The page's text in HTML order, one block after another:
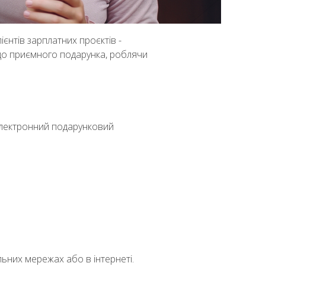
зарплатних проєктів -
приємного подарунка, роблячи
подарунковий
мережах або в інтернеті.